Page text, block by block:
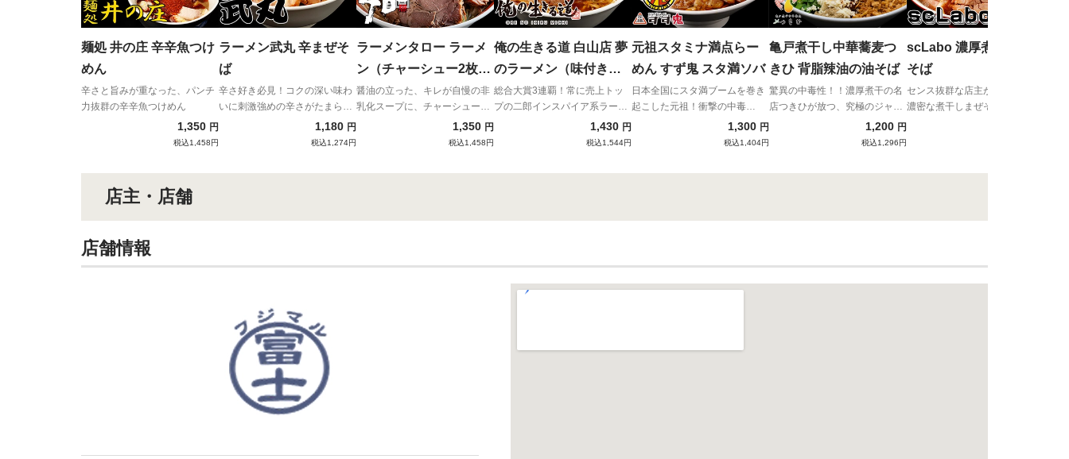
麺処 井の庄 辛辛魚つけ
めん
辛さと旨みが重なった、パンチ
力抜群の辛辛魚つけめん
1,350 円
税込1,458円
ラーメン武丸 辛まぜそ
ば
辛さ好き必見！コクの深い味わ
いに刺激強めの辛さがたまらな
い新感覚インスパイア系まぜそ
1,180 円
税込1,274円
ラーメンタロー ラーメ
ン（チャーシュー2枚入
り）
醤油の立った、キレが自慢の非
乳化スープに、チャーシュー2
1,350 円
税込1,458円
俺の生きる道 白山店 夢
のラーメン（味付き脂
付き）
総合大賞3連覇！常に売上トッ
プの二郎インスパイア系ラーメ
1,430 円
税込1,544円
元祖スタミナ満点らー
めん すず鬼 スタ満ソバ
日本全国にスタ満ブームを巻き
起こした元祖！衝撃の中毒
1,300 円
税込1,404円
亀戸煮干し中華蕎麦つ
きひ 背脂辣油の油そば
驚異の中毒性！！濃厚煮干の名
店つきひが放つ、究極のジャン
ク背脂まぜそば！とにかく、ク
1,200 円
税込1,296円
scLabo 濃厚煮干しまぜ
そば
センス抜群な店主が放つ究極の
濃密な煮干しまぜそば！
店主・店舗
店舗情報